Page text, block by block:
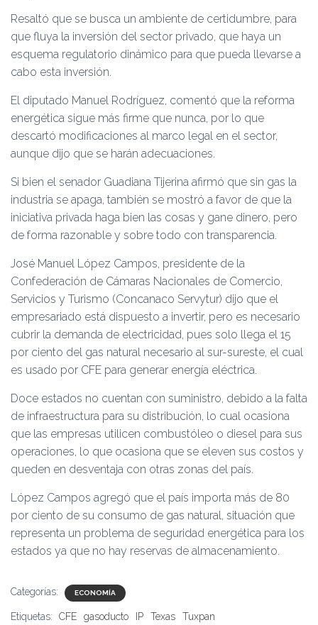
Resaltó que se busca un ambiente de certidumbre, para
que fluya la inversión del sector privado, que haya un
esquema regulatorio dinámico para que pueda llevarse a
cabo esta inversión.
El diputado Manuel Rodríguez, comentó que la reforma
energética sigue más firme que nunca, por lo que
descartó modificaciones al marco legal en el sector,
aunque dijo que se harán adecuaciones.
Si bien el senador Guadiana Tijerina afirmó que sin gas la
industria se apaga, también se mostró a favor de que la
iniciativa privada haga bien las cosas y gane dinero, pero
de forma razonable y sobre todo con transparencia.
José Manuel López Campos, presidente de la
Confederación de Cámaras Nacionales de Comercio,
Servicios y Turismo (Concanaco Servytur) dijo que el
empresariado está dispuesto a invertir, pero es necesario
cubrir la demanda de electricidad, pues solo llega el 15
por ciento del gas natural necesario al sur-sureste, el cual
es usado por CFE para generar energía eléctrica.
Doce estados no cuentan con suministro, debido a la falta
de infraestructura para su distribución, lo cual ocasiona
que las empresas utilicen combustóleo o diesel para sus
operaciones, lo que ocasiona que se eleven sus costos y
queden en desventaja con otras zonas del país.
López Campos agregó que el país importa más de 80
por ciento de su consumo de gas natural, situación que
representa un problema de seguridad energética para los
estados ya que no hay reservas de almacenamiento.
Categorías: ECONOMÍA
Etiquetas: CFE gasoducto IP Texas Tuxpan